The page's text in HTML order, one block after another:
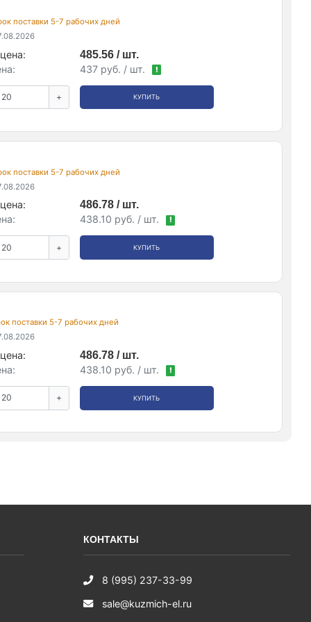
поставки 5-7 рабочих дней
485.56 / шт.
437 руб. / шт. !
+ КУПИТЬ
поставки 5-7 рабочих дней
486.78 / шт.
438.10 руб. / шт. !
+ КУПИТЬ
поставки 5-7 рабочих дней
486.78 / шт.
438.10 руб. / шт. !
+ КУПИТЬ
КОНТАКТЫ
8 (995) 237-33-99
sale@kuzmich-el.ru